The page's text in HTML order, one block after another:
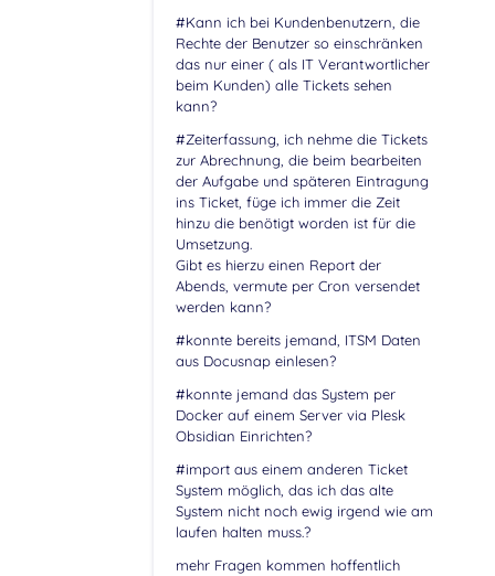
#Kann ich bei Kundenbenutzern, die
Rechte der Benutzer so einschränken
das nur einer ( als IT Verantwortlicher
beim Kunden) alle Tickets sehen
kann?
#Zeiterfassung, ich nehme die Tickets
zur Abrechnung, die beim bearbeiten
der Aufgabe und späteren Eintragung
ins Ticket, füge ich immer die Zeit
hinzu die benötigt worden ist für die
Umsetzung.
Gibt es hierzu einen Report der
Abends, vermute per Cron versendet
werden kann?
#konnte bereits jemand, ITSM Daten
aus Docusnap einlesen?
#konnte jemand das System per
Docker auf einem Server via Plesk
Obsidian Einrichten?
#import aus einem anderen Ticket
System möglich, das ich das alte
System nicht noch ewig irgend wie am
laufen halten muss.?
mehr Fragen kommen hoffentlich